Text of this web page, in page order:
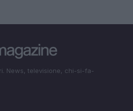
News, televisione, chi-si-fa-